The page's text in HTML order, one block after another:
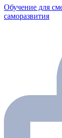
Обучение для
саморазвития